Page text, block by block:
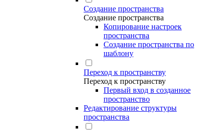
Создание пространства
Создание пространства
Копирование настроек
пространства
Создание пространства по
шаблону
Переход к пространству
Переход к пространству
Первый вход в созданное
пространство
Редактирование структуры
пространства